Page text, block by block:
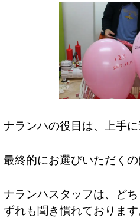
ナランハの役目は、上手に
最終的にお選びいただくの
ナランハスタッフは、ど
ずれも聞き慣れております